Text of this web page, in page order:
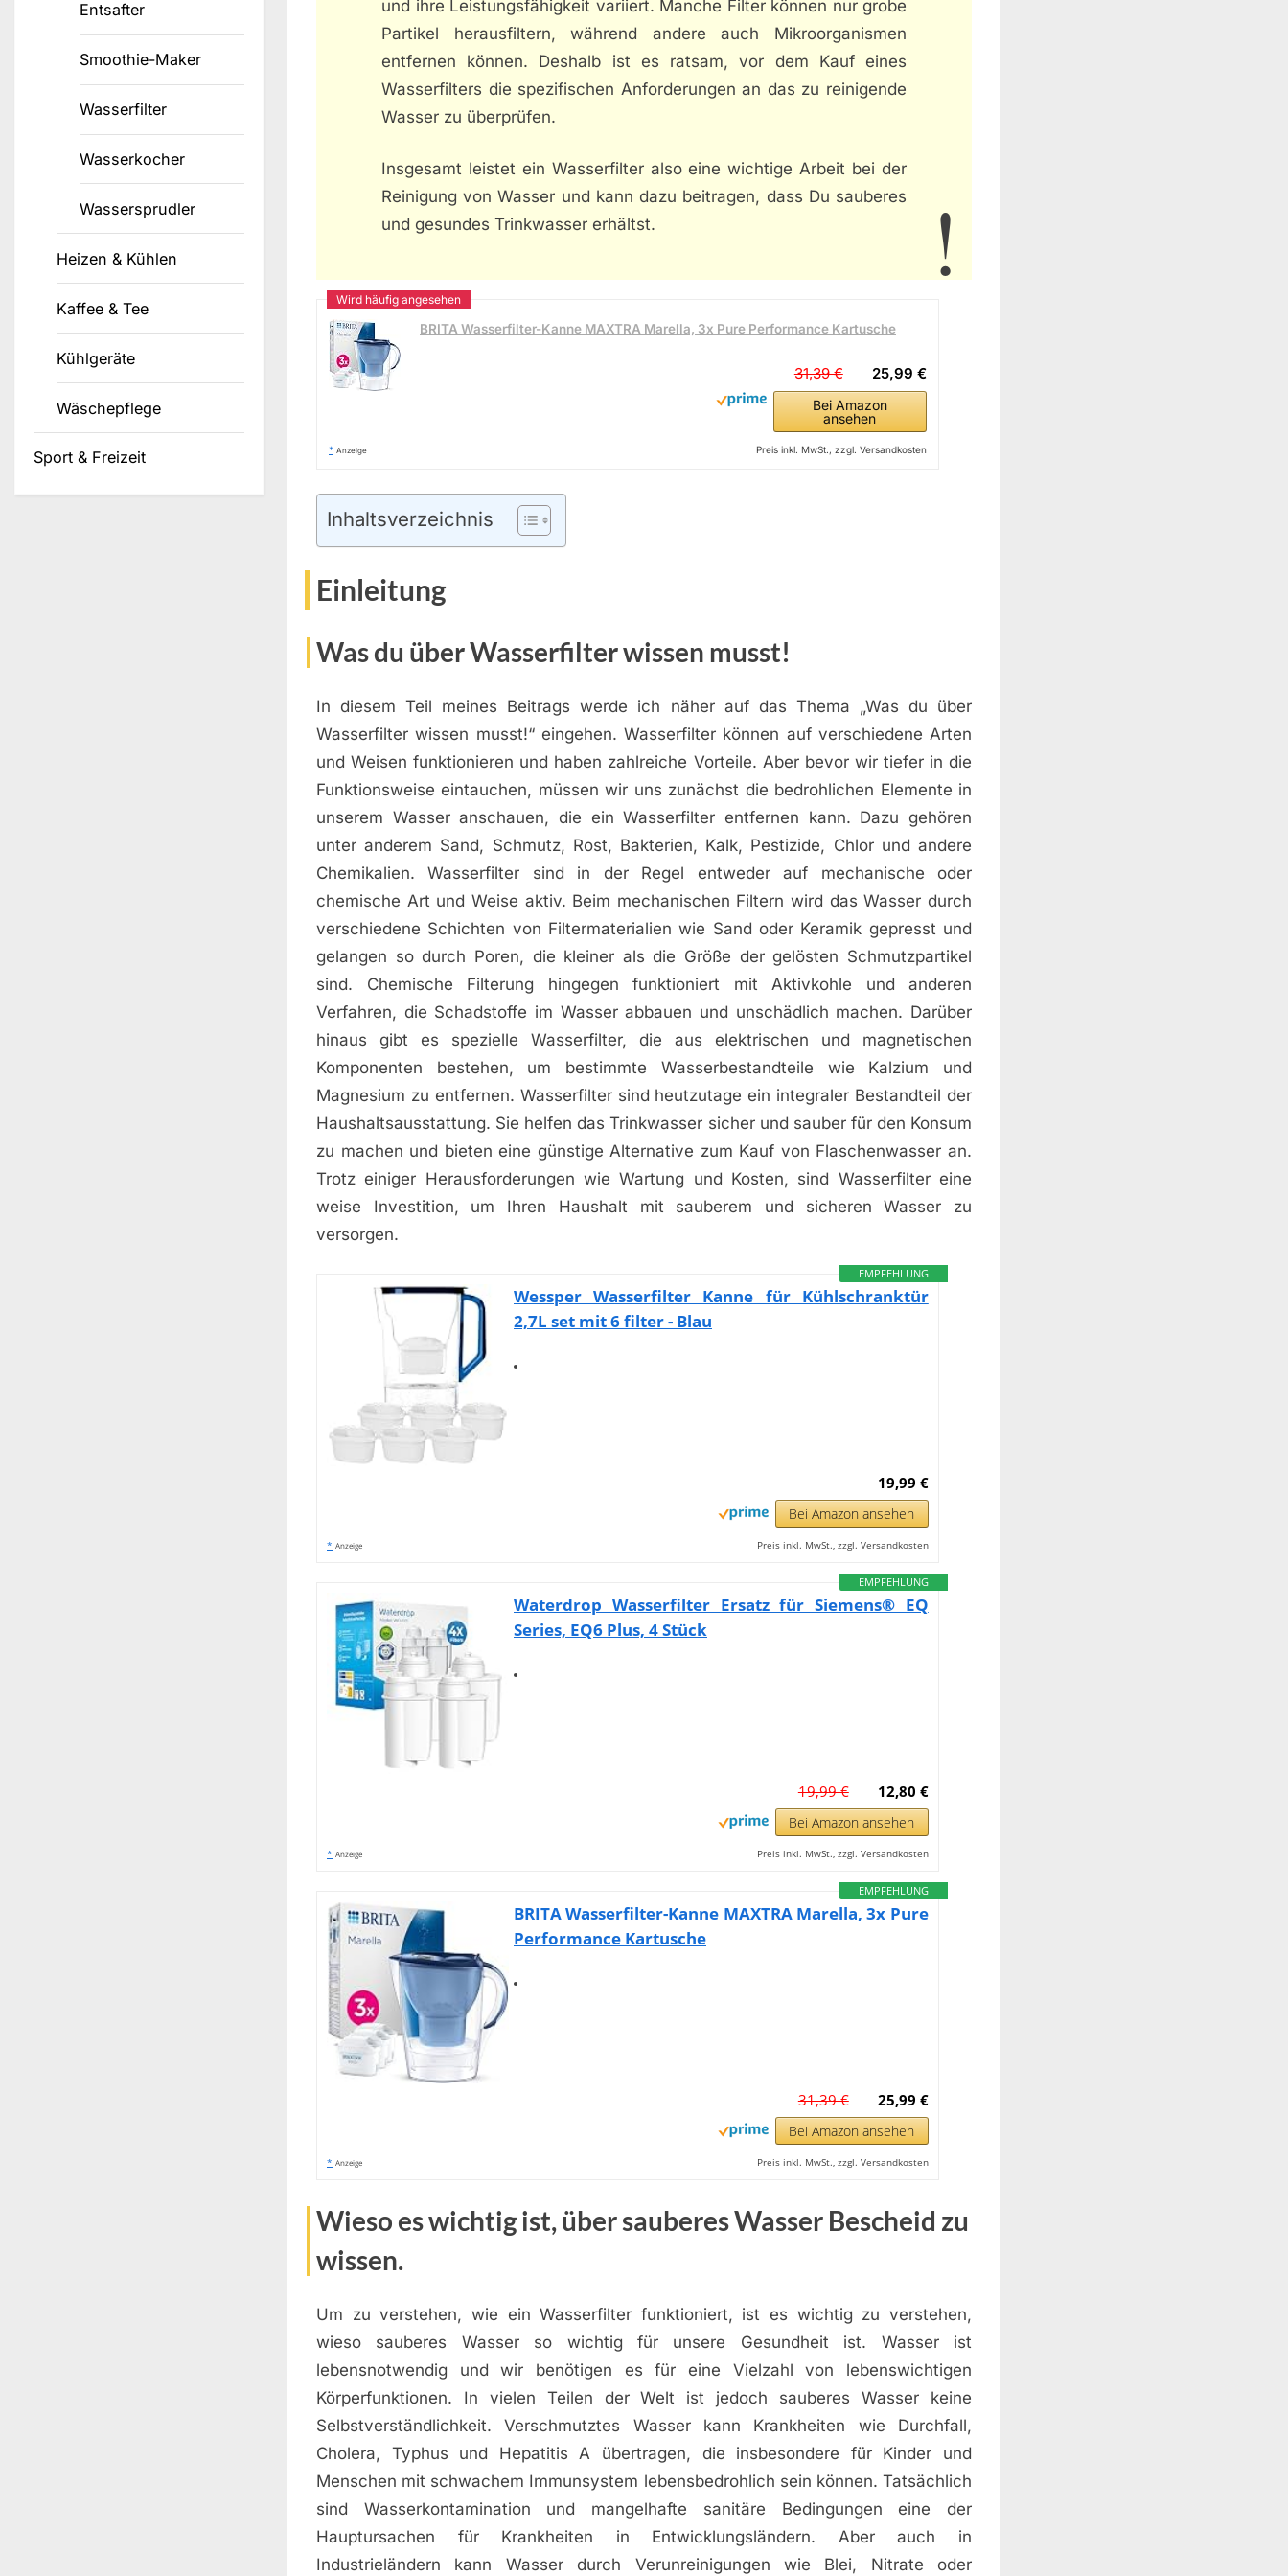
und ihre Leistungsfähigkeit variiert. Manche Filter können nur grobe
Partikel herausfiltern, während andere auch Mikroorganismen
entfernen können. Deshalb ist es ratsam, vor dem Kauf eines
Wasserfilters die spezifischen Anforderungen an das zu reinigende
Wasser zu überprüfen.
Insgesamt leistet ein Wasserfilter also eine wichtige Arbeit bei der
Reinigung von Wasser und kann dazu beitragen, dass Du sauberes
und gesundes Trinkwasser erhältst.
BRITA Wasserfilter-Kanne MAXTRA Marella, 3x Pure Performance Kartusche
25,99 €
31,39 €
Bei Amazon
ansehen
* Anzeige Preis inkl. MwSt., zzgl. Versandkosten
Inhaltsverzeichnis
Einleitung
Was du über Wasserfilter wissen musst!
In diesem Teil meines Beitrags werde ich näher auf das Thema „Was du über
Wasserfilter wissen musst!“ eingehen. Wasserfilter können auf verschiedene Arten
und Weisen funktionieren und haben zahlreiche Vorteile. Aber bevor wir tiefer in die
Funktionsweise eintauchen, müssen wir uns zunächst die bedrohlichen Elemente in
unserem Wasser anschauen, die ein Wasserfilter entfernen kann. Dazu gehören
unter anderem Sand, Schmutz, Rost, Bakterien, Kalk, Pestizide, Chlor und andere
Chemikalien. Wasserfilter sind in der Regel entweder auf mechanische oder
chemische Art und Weise aktiv. Beim mechanischen Filtern wird das Wasser durch
verschiedene Schichten von Filtermaterialien wie Sand oder Keramik gepresst und
gelangen so durch Poren, die kleiner als die Größe der gelösten Schmutzpartikel
sind. Chemische Filterung hingegen funktioniert mit Aktivkohle und anderen
Verfahren, die Schadstoffe im Wasser abbauen und unschädlich machen. Darüber
hinaus gibt es spezielle Wasserfilter, die aus elektrischen und magnetischen
Komponenten bestehen, um bestimmte Wasserbestandteile wie Kalzium und
Magnesium zu entfernen. Wasserfilter sind heutzutage ein integraler Bestandteil der
Haushaltsausstattung. Sie helfen das Trinkwasser sicher und sauber für den Konsum
zu machen und bieten eine günstige Alternative zum Kauf von Flaschenwasser an.
Trotz einiger Herausforderungen wie Wartung und Kosten, sind Wasserfilter eine
weise Investition, um Ihren Haushalt mit sauberem und sicheren Wasser zu
versorgen.
EMPFEHLUNG
Wessper Wasserfilter Kanne für Kühlschranktür
2,7L set mit 6 filter - Blau
19,99 €
Bei Amazon ansehen
* Anzeige Preis inkl. MwSt., zzgl. Versandkosten
EMPFEHLUNG
Waterdrop Wasserfilter Ersatz für Siemens® EQ
Series, EQ6 Plus, 4 Stück
12,80 €
19,99 €
Bei Amazon ansehen
* Anzeige Preis inkl. MwSt., zzgl. Versandkosten
EMPFEHLUNG
BRITA Wasserfilter-Kanne MAXTRA Marella, 3x Pure
Performance Kartusche
25,99 €
31,39 €
Bei Amazon ansehen
* Anzeige Preis inkl. MwSt., zzgl. Versandkosten
Wieso es wichtig ist, über sauberes Wasser Bescheid zu
wissen.
Um zu verstehen, wie ein Wasserfilter funktioniert, ist es wichtig zu verstehen,
wieso sauberes Wasser so wichtig für unsere Gesundheit ist. Wasser ist
lebensnotwendig und wir benötigen es für eine Vielzahl von lebenswichtigen
Körperfunktionen. In vielen Teilen der Welt ist jedoch sauberes Wasser keine
Selbstverständlichkeit. Verschmutztes Wasser kann Krankheiten wie Durchfall,
Cholera, Typhus und Hepatitis A übertragen, die insbesondere für Kinder und
Menschen mit schwachem Immunsystem lebensbedrohlich sein können. Tatsächlich
sind Wasserkontamination und mangelhafte sanitäre Bedingungen eine der
Hauptursachen für Krankheiten in Entwicklungsländern. Aber auch in
Industrieländern kann Wasser durch Verunreinigungen wie Blei, Nitrate oder
Entsafter
Smoothie-Maker
Wasserfilter
Wasserkocher
Wassersprudler
Heizen & Kühlen
Kaffee & Tee
Kühlgeräte
Wäschepflege
Sport & Freizeit